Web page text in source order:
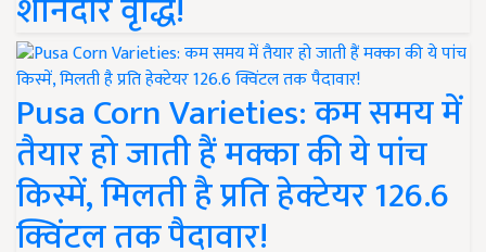
Pusa Corn Varieties: कम समय में
तैयार हो जाती हैं मक्का की ये पांच
किस्में, मिलती है प्रति हेक्टेयर 126.6
क्विंटल तक पैदावार!